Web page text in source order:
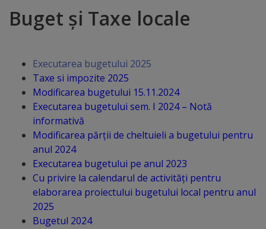
brand
înfrățite
Distincții
Cetățeni
de
onoare
Deținători
ai
Buget și Taxe locale
Executarea bugetului 2025
Taxe si impozite 2025
Modificarea bugetului 15.11.2024
Executarea bugetului sem. I 2024 – Notă
informativă
Modificarea părții de cheltuieli a bugetului pentru
anul 2024
Executarea bugetului pe anul 2023
Cu privire la calendarul de activități pentru
elaborarea proiectului bugetului local pentru anul
2025
Bugetul 2024